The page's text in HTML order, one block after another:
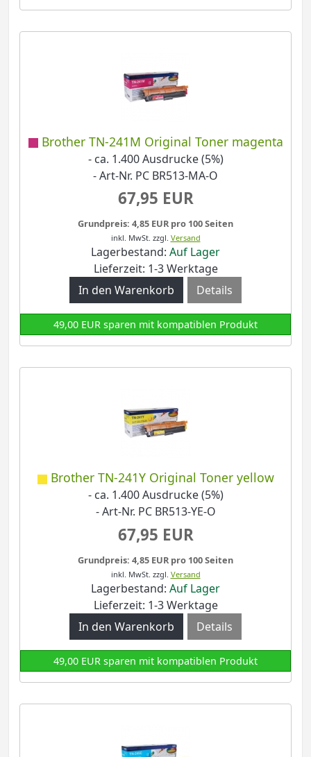
Brother TN-241M Original Toner magenta
- ca. 1.400 Ausdrucke (5%)
- Art-Nr. PC BR513-MA-O
67,95 EUR
Grundpreis: 4,85 EUR pro 100 Seiten
inkl. MwSt. zzgl. Versand
Lagerbestand: Auf Lager
Lieferzeit: 1-3 Werktage
Details
49,00 EUR sparen mit kompatiblen Produkt
Brother TN-241Y Original Toner yellow
- ca. 1.400 Ausdrucke (5%)
- Art-Nr. PC BR513-YE-O
67,95 EUR
Grundpreis: 4,85 EUR pro 100 Seiten
inkl. MwSt. zzgl. Versand
Lagerbestand: Auf Lager
Lieferzeit: 1-3 Werktage
Details
49,00 EUR sparen mit kompatiblen Produkt